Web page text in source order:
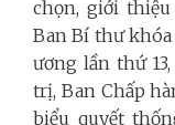
chọn, giới
Ban Bí thư
ương lần thứ
trị, Ban Chấp
biểu quyết